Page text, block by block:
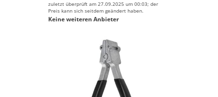
zuletzt überprüft am 27.09.2025 um 00:03; der
Preis kann sich seitdem geändert haben.
Keine weiteren Anbieter